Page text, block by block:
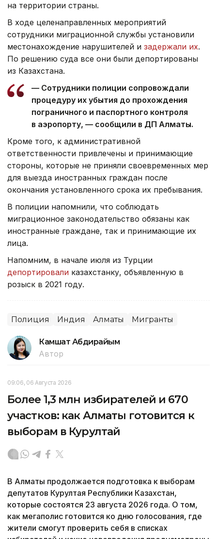
на территории страны.
В ходе целенаправленных мероприятий
сотрудники миграционной службы установили
местонахождение нарушителей и задержали их.
По решению суда все они были депортированы
из Казахстана.
— Сотрудники полиции сопровождали
процедуру их убытия до прохождения
пограничного и паспортного контроля
в аэропорту, — сообщили в ДП Алматы.
Кроме того, к административной
ответственности привлечены и принимающие
стороны, которые не приняли своевременных мер
для выезда иностранных граждан после
окончания установленного срока их пребывания.
В полиции напомнили, что соблюдать
миграционное законодательство обязаны как
иностранные граждане, так и принимающие их
лица.
Напомним, в начале июля из Турции
депортировали казахстанку, объявленную в
розыск в 2021 году.
Полиция Индия Алматы Мигранты
Камшат Абдирайым
Автор
09:06, 06 Августа 2026
Более 1,3 млн избирателей и 670
участков: как Алматы готовится к
выборам в Курултай
В Алматы продолжается подготовка к выборам
депутатов Курултая Республики Казахстан,
которые состоятся 23 августа 2026 года. О том,
как мегаполис готовится ко дню голосования, где
жители смогут проверить себя в списках